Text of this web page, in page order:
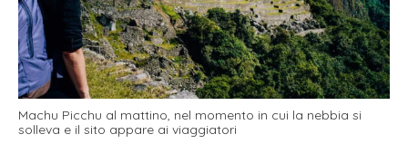
Machu Picchu al mattino, nel momento in cui la nebbia si
solleva e il sito appare ai viaggiatori